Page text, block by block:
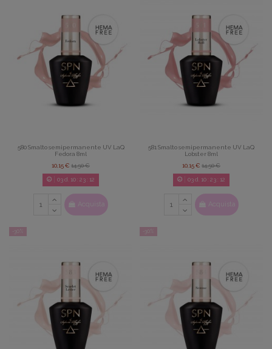
580 Smalto semipermanente UV LaQ
Fedora 8ml
10,15 € 14,50 €
03d. 10:23: 11
Acquista
581 Smalto semipermanente UV LaQ
Lobster 8ml
10,15 € 14,50 €
03d. 10:23: 11
Acquista
-30% -30%